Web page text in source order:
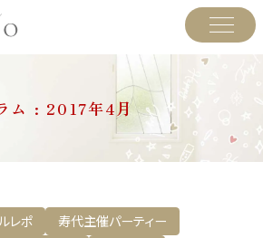
ム : 2017年4月
レポ
寿代主催パーティー